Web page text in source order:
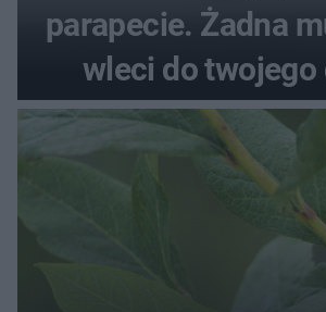
parapecie. Żadna
wleci do twojego